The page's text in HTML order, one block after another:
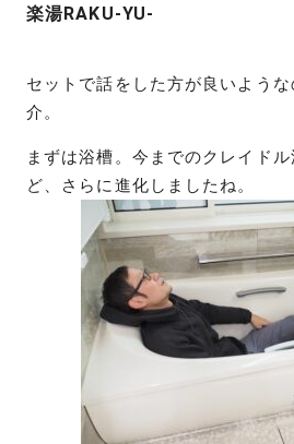
楽湯RAKU-YU-
セットで話をした方が良いよう
介。
まずは浴槽。今までのクレイド
ど、さらに進化しましたね。